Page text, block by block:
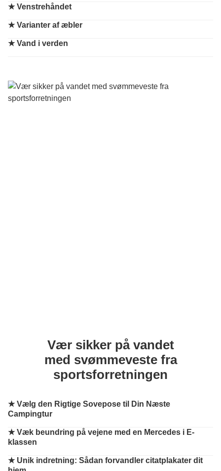
★Venstrehåndet
★Varianter af æbler
★Vand i verden
Vær sikker på vandet
med svømmeveste fra
sportsforretningen
★Vælg den Rigtige Sovepose til Din Næste
Campingtur
★Væk beundring på vejene med en Mercedes i E-
klassen
★ Unik indretning: Sådan forvandler citatplakater dit